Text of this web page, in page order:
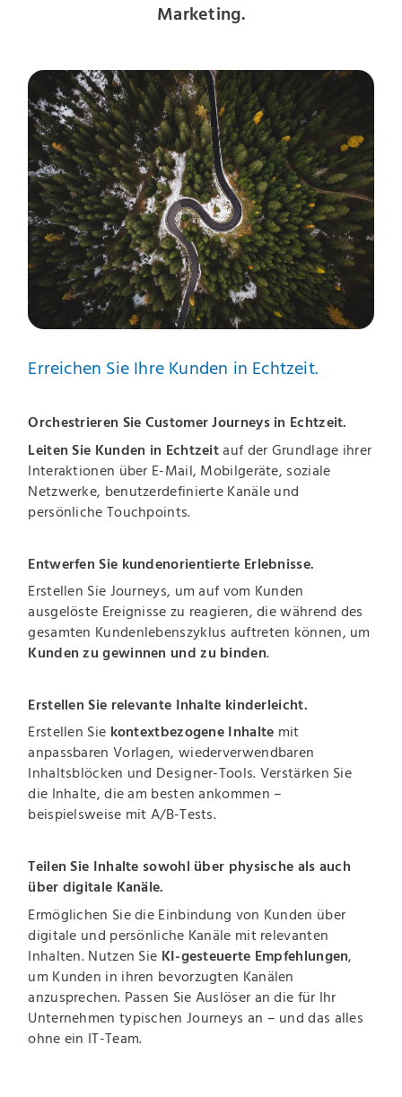
Marketing.
Erreichen Sie Ihre Kunden in Echtzeit.
Orchestrieren Sie Customer Journeys in Echtzeit.
Leiten Sie Kunden in Echtzeit auf der Grundlage ihrer
Interaktionen über E-Mail, Mobilgeräte, soziale
Netzwerke, benutzerdefinierte Kanäle und
persönliche Touchpoints.
Entwerfen Sie kundenorientierte Erlebnisse.
Erstellen Sie Journeys, um auf vom Kunden
ausgelöste Ereignisse zu reagieren, die während des
gesamten Kundenlebenszyklus auftreten können, um
Kunden zu gewinnen und zu binden.
Erstellen Sie relevante Inhalte kinderleicht.
Erstellen Sie kontextbezogene Inhalte mit
anpassbaren Vorlagen, wiederverwendbaren
Inhaltsblöcken und Designer-Tools. Verstärken Sie
die Inhalte, die am besten ankommen –
beispielsweise mit A/B-Tests.
Teilen Sie Inhalte sowohl über physische als auch
über digitale Kanäle.
Ermöglichen Sie die Einbindung von Kunden über
digitale und persönliche Kanäle mit relevanten
Inhalten. Nutzen Sie KI-gesteuerte Empfehlungen,
um Kunden in ihren bevorzugten Kanälen
anzusprechen. Passen Sie Auslöser an die für Ihr
Unternehmen typischen Journeys an – und das alles
ohne ein IT-Team.